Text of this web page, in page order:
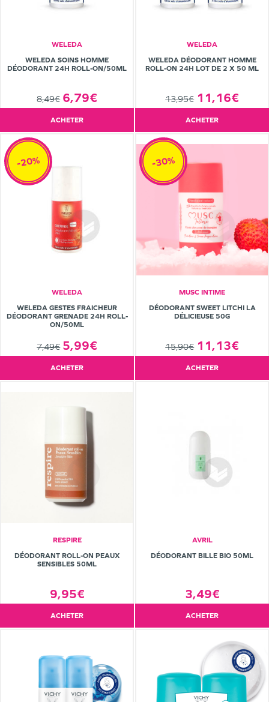
WELEDA
WELEDA SOINS HOMME
DÉODORANT 24H ROLL-ON/50ML
8,49€ 6,79€
ACHETER
WELEDA
WELEDA DÉODORANT HOMME
ROLL-ON 24H LOT DE 2 X 50 ML
13,95€ 11,16€
ACHETER
WELEDA
WELEDA GESTES FRAICHEUR
DÉODORANT GRENADE 24H ROLL-
ON/50ML
7,49€ 5,99€
-20%
ACHETER
MUSC INTIME
DÉODORANT SWEET LITCHI LA
DÉLICIEUSE 50G
15,90€ 11,13€
-30%
ACHETER
RESPIRE
DÉODORANT ROLL-ON PEAUX
SENSIBLES 50ML
9,95€
ACHETER
AVRIL
DÉODORANT BILLE BIO 50ML
3,49€
ACHETER